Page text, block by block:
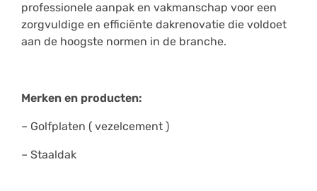
professionele aanpak en vakmanschap voor een
zorgvuldige en efficiënte dakrenovatie die voldoet
aan de hoogste normen in de branche.
Merken en producten:
– Golfplaten ( vezelcement )
– Staaldak